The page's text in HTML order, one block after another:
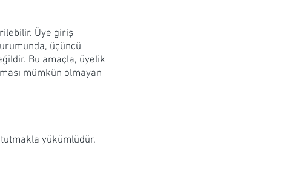
Üye giriş
üçüncü
Bu amaçla, üyelik
mümkün olmayan
yükümlüdür.